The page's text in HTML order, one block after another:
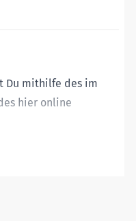
Du mithilfe des im
hier online
Reader oder
Lösungswegs